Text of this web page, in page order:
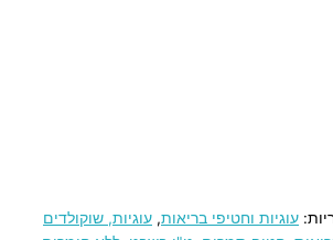
עוגיות וחטיפי בריאות, עוגיות, שוקולדים